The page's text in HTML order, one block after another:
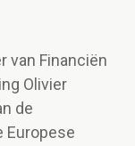
van Financiën
Olivier
de
Europese